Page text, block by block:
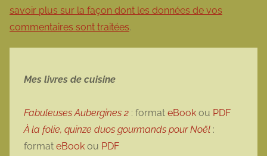
savoir plus sur la façon dont les données de vos
commentaires sont traitées.
Mes livres de cuisine
Fabuleuses Aubergines 2 : format eBook ou PDF
À la folie, quinze duos gourmands pour Noël :
format eBook ou PDF